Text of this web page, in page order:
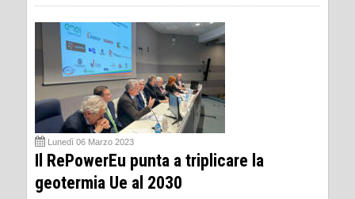
Lunedì 06 Marzo 2023
Il RePowerEu punta a triplicare la
geotermia Ue al 2030